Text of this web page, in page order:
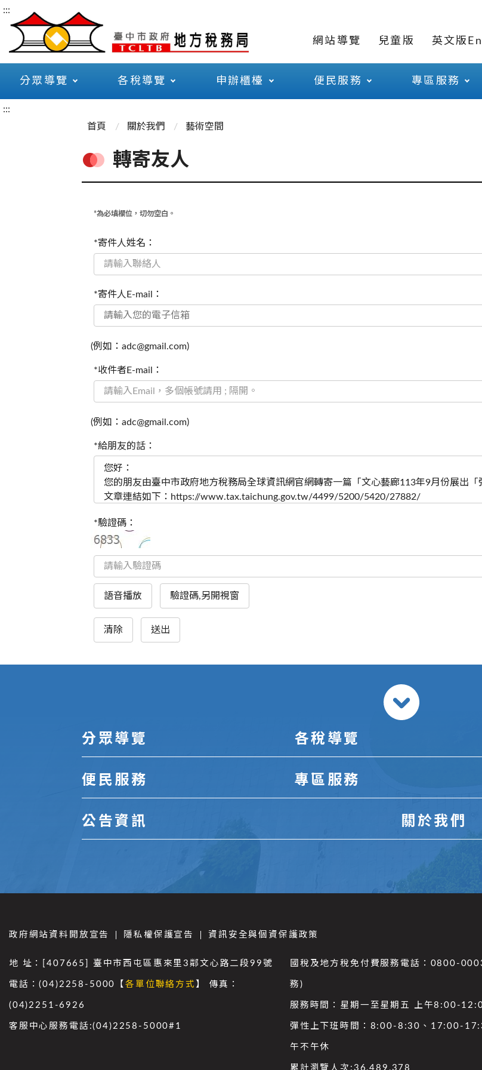
:::
網站導覽 兒童版 英文版
分眾導覽 各稅導覽 申辦櫃檯 便民服務 專區服務
:::
首頁
關於我們 藝術空間
轉寄友人
*為必填欄位，切勿空白。
*寄件人姓名：
*寄件人E-mail：
(例如：adc@gmail.com)
*收件者E-mail：
(例如：adc@gmail.com)
*給朋友的話：
*驗證碼：
語音播放 驗證碼,另開視窗
清除 送出
分眾導覽 各稅導覽
便民服務 專區服務
公告資訊 關於我們
政府網站資料開放宣告 隱私權保護宣告 資訊安全與個資保護政策
地 址：[407665] 臺中市西屯區惠來里3鄰文心路二段99號
電話：(04)2258-5000【各單位聯絡方式 】 傳真：
(04)2251-6926
客服中心服務電話:(04)2258-5000#1
國稅及地方稅免付費服務電話：0800-
務)
服務時間：星期一至星期五 上午8:00-
彈性上下班時間：8:00-8:30、17:00-
午不午休
累計瀏覽人次: 36,489,378